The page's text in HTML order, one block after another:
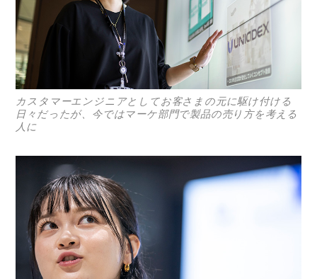
カスタマーエンジニアとしてお客さまの元に駆け付ける
日々だったが、今ではマーケ部門で製品の売り方を考える
人に